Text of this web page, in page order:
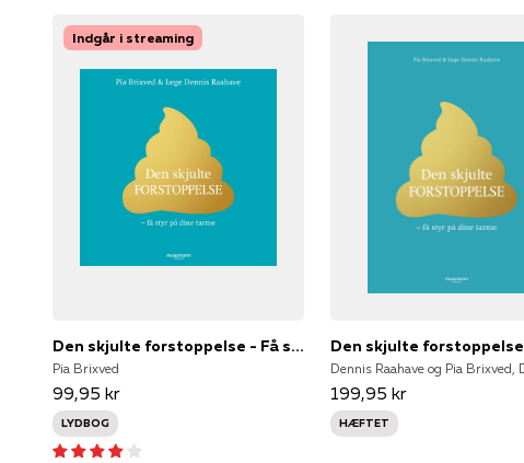
Indgår i streaming
Den skjulte forstoppelse - Få styr på dine tarme
Pia Brixved
99,95 kr
LYDBOG
Den skjulte forstoppelse
199,95 kr
HÆFTET